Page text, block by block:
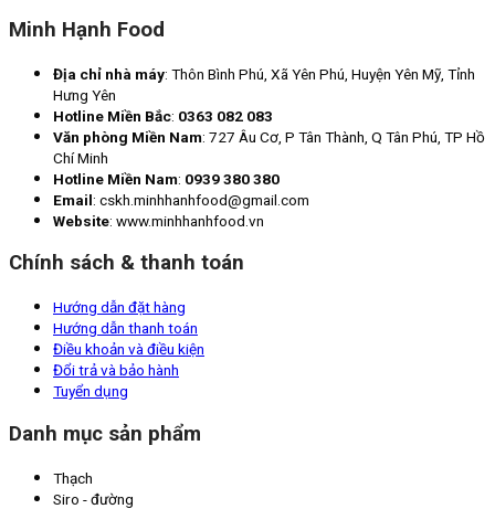
Minh Hạnh Food
Địa chỉ nhà máy: Thôn Bình Phú, Xã Yên Phú, Huyện Yên Mỹ, Tỉnh
Hưng Yên
Hotline Miền Bắc: 0363 082 083
Văn phòng Miền Nam: 727 Âu Cơ, P Tân Thành, Q Tân Phú, TP Hồ
Chí Minh
Hotline Miền Nam: 0939 380 380
Email: cskh.minhhanhfood@gmail.com
Website: www.minhhanhfood.vn
Chính sách & thanh toán
Hướng dẫn đặt hàng
Hướng dẫn thanh toán
Điều khoản và điều kiện
Đổi trả và bảo hành
Tuyển dụng
Danh mục sản phẩm
Thạch
Siro - đường